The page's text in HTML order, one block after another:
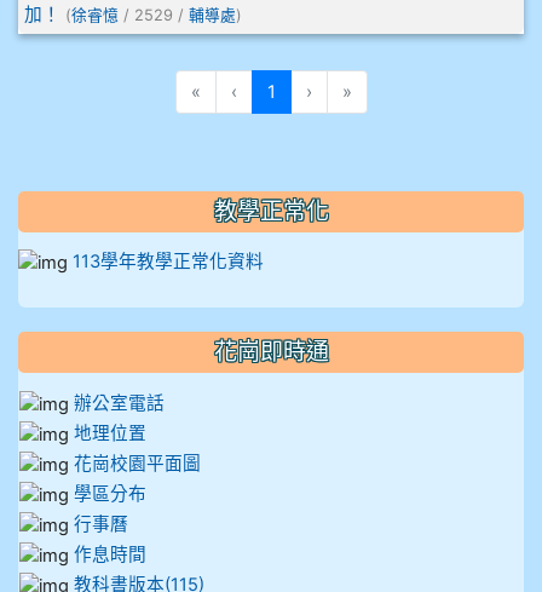
911張 婷
加！
(徐睿憶 / 2529 / 輔導處)
« ‹ 1 (目前頁次)
› »
教學正常化
113學年教學正常化資料
花崗即時通
辦公室電話
地理位置
花崗校園平面圖
學區分布
行事曆
作息時間
教科書版本(115)